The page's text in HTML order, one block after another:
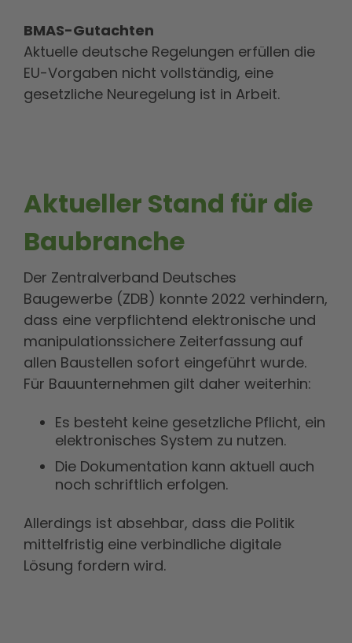
BMAS-Gutachten
Aktuelle deutsche Regelungen erfüllen die
EU-Vorgaben nicht vollständig, eine
gesetzliche Neuregelung ist in Arbeit.
Aktueller Stand für die
Baubranche
Der Zentralverband Deutsches
Baugewerbe (ZDB) konnte 2022 verhindern,
dass eine verpflichtend elektronische und
manipulationssichere Zeiterfassung auf
allen Baustellen sofort eingeführt wurde.
Für Bauunternehmen gilt daher weiterhin:
Es besteht keine gesetzliche Pflicht, ein
elektronisches System zu nutzen.
Die Dokumentation kann aktuell auch
noch schriftlich erfolgen.
Allerdings ist absehbar, dass die Politik
mittelfristig eine verbindliche digitale
Lösung fordern wird.